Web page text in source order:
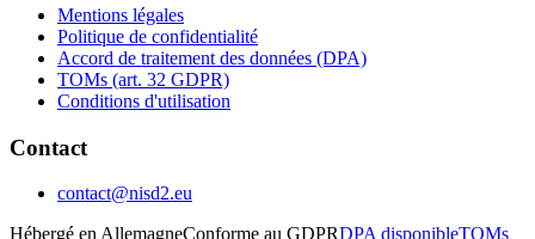
Mentions légales
Politique de confidentialité
Accord de traitement des données (DPA)
TOMs (art. 32 GDPR)
Conditions d'utilisation
Contact
contact@nisd2.eu
Hébergé en AllemagneConforme au GDPRDPA disponibleTOMs